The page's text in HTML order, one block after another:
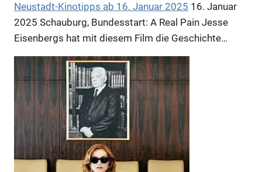
Neustadt-Kinotipps ab 16. Januar 2025 16. Januar
2025 Schauburg, Bundesstart: A Real Pain Jesse
Eisenbergs hat mit diesem Film die Geschichte…